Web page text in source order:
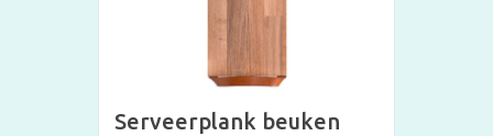
Serveerplank beuken